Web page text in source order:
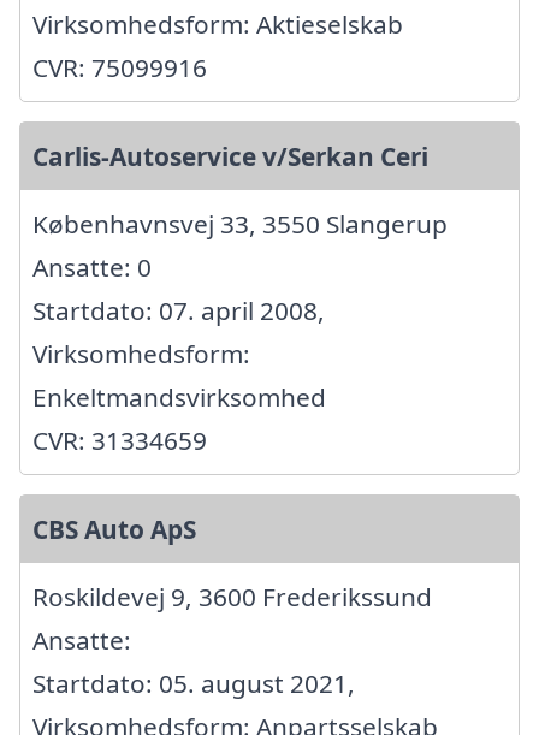
Virksomhedsform: Aktieselskab
CVR: 75099916
Carlis-Autoservice v/Serkan Ceri
Københavnsvej 33, 3550 Slangerup
Ansatte: 0
Startdato: 07. april 2008,
Virksomhedsform:
Enkeltmandsvirksomhed
CVR: 31334659
CBS Auto ApS
Roskildevej 9, 3600 Frederikssund
Ansatte:
Startdato: 05. august 2021,
Virksomhedsform: Anpartsselskab